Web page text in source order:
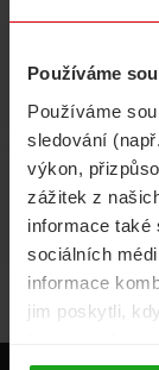
Používáme
Používáme
sledování
výkon,
zážitek z
informace také
sociálních
informace
jim poskytli,
Volání,
Životní